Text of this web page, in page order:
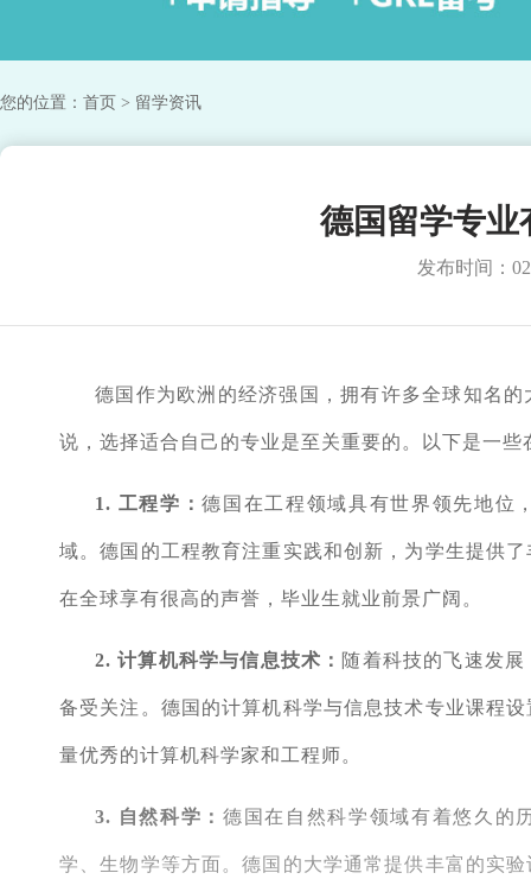
您的位置： 首页 > 留学资讯
德国留学专业
发布时间：
德国作为欧洲的经济强国，拥有许多全球知名
说，选择适合自己的专业是至关重要的。以下是一
1. 工程学：德国在工程领域具有世界领先地位
域。德国的工程教育注重实践和创新，为学生提供
在全球享有很高的声誉，毕业生就业前景广阔。
2. 计算机科学与信息技术： 随着科技的飞速发
备受关注。德国的计算机科学与信息技术专业课程
量优秀的计算机科学家和工程师。
3. 自然科学： 德国在自然科学领域有着悠久的
学、生物学等方面。德国的大学通常提供丰富的实